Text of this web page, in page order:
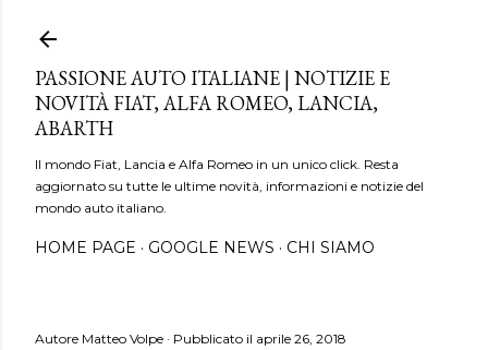
PASSIONE AUTO ITALIANE | NOTIZIE E
NOVITÀ FIAT, ALFA ROMEO, LANCIA,
ABARTH
Il mondo Fiat, Lancia e Alfa Romeo in un unico click. Resta
aggiornato su tutte le ultime novità, informazioni e notizie del
mondo auto italiano.
HOME PAGE GOOGLE NEWS CHI SIAMO
Autore Matteo Volpe Pubblicato il aprile 26, 2018